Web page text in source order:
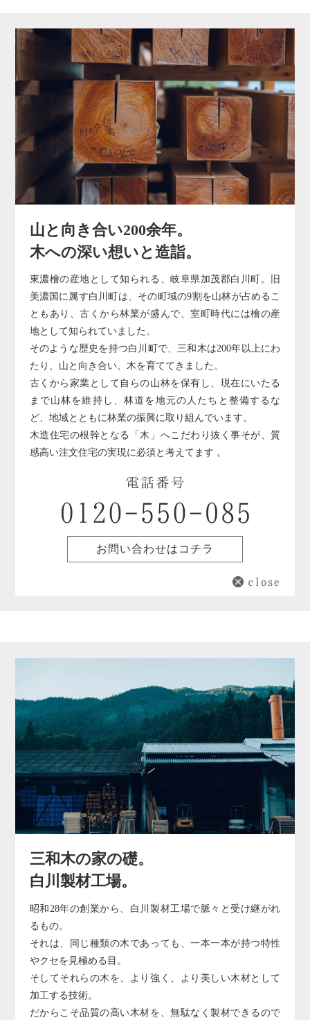
山と向き合い200余年。
木への深い想いと造詣。
東濃檜の産地として知られる、岐阜県加茂郡白川町。
旧
美濃国に属す白川町は、その町域の9割を山林が占めるこ
ともあり、古くから林業が盛んで、室町時代には檜の産
地として知られていました。
そのような歴史を持つ白川町で、三和木は200年以上にわ
たり、山と向き合い、木を育ててきました。
古くから家業として自らの山林を保有し、現在にいたる
まで山林を維持し、林道を地元の人たちと整備するな
ど、地域とともに林業の振興に取り組んでいます。
木造住宅の根幹となる「木」へこだわり抜く事そが、質
感高い注文住宅の実現に必須と考えてます 。
お問い合わせはコチラ
三和木の家の礎。
白川製材工場。
昭和28年の創業から、白川製材工場で脈々と受け継がれ
るもの。
それは、同じ種類の木であっても、一本一本が持つ特性
やクセを見極める目。
そしてそれらの木を、より強く、より美しい木材として
加工する技術。
だからこそ品質の高い木材を、無駄なく製材できるので